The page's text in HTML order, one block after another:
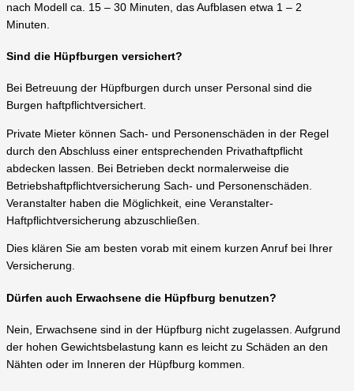
nach Modell ca. 15 – 30 Minuten, das Aufblasen etwa 1 – 2
Minuten.
Sind die Hüpfburgen versichert?
Bei Betreuung der Hüpfburgen durch unser Personal sind die
Burgen haftpflichtversichert.
Private Mieter können Sach- und Personenschäden in der Regel
durch den Abschluss einer entsprechenden Privathaftpflicht
abdecken lassen. Bei Betrieben deckt normalerweise die
Betriebshaftpflichtversicherung Sach- und Personenschäden.
Veranstalter haben die Möglichkeit, eine Veranstalter-
Haftpflichtversicherung abzuschließen.
Dies klären Sie am besten vorab mit einem kurzen Anruf bei Ihrer
Versicherung.
Dürfen auch Erwachsene die Hüpfburg benutzen?
Nein, Erwachsene sind in der Hüpfburg nicht zugelassen. Aufgrund
der hohen Gewichtsbelastung kann es leicht zu Schäden an den
Nähten oder im Inneren der Hüpfburg kommen.